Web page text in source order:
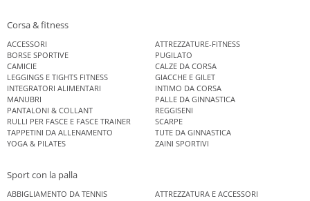
Corsa & fitness
ACCESSORI
ATTREZZATURE-FITNESS
BORSE SPORTIVE
PUGILATO
CAMICIE
CALZE DA CORSA
LEGGINGS E TIGHTS FITNESS
GIACCHE E GILET
INTEGRATORI ALIMENTARI
INTIMO DA CORSA
MANUBRI
PALLE DA GINNASTICA
PANTALONI & COLLANT
REGGISENI
RULLI PER FASCE E FASCE TRAINER
SCARPE
TAPPETINI DA ALLENAMENTO
TUTE DA GINNASTICA
YOGA & PILATES
ZAINI SPORTIVI
Sport con la palla
ABBIGLIAMENTO DA TENNIS
ATTREZZATURA E ACCESSORI